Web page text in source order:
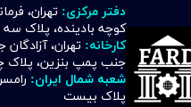
دفتر مرکزی: تهران،
کوچه بادینده، پلاک سه
کارخانه: تهران،
جنب پمپ بنزین، پلاک
شعبه شمال ایران:
پلاک بیست
حساب کاربری من
تغییر گذر واژه